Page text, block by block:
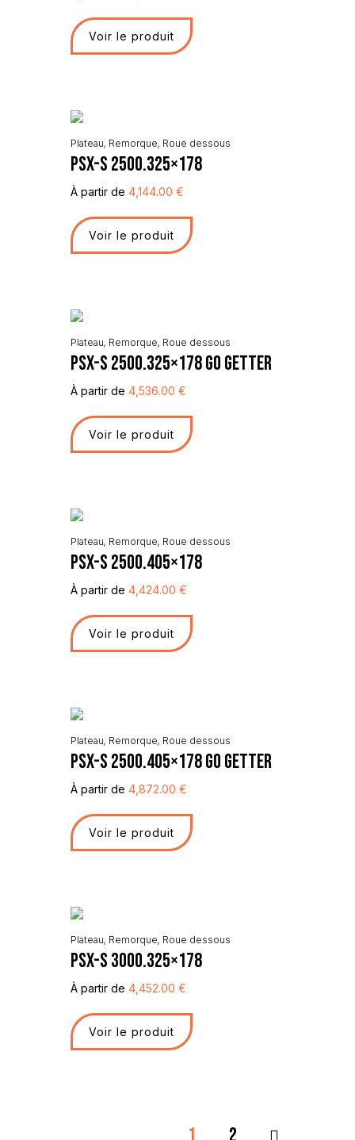
Voir le produit
Plateau, Remorque, Roue dessous
PSX-S 2500.325×178
À partir de 4,144.00 €
Voir le produit
Plateau, Remorque, Roue dessous
PSX-S 2500.325×178 Go Getter
À partir de 4,536.00 €
Voir le produit
Plateau, Remorque, Roue dessous
PSX-S 2500.405×178
À partir de 4,424.00 €
Voir le produit
Plateau, Remorque, Roue dessous
PSX-S 2500.405×178 Go Getter
À partir de 4,872.00 €
Voir le produit
Plateau, Remorque, Roue dessous
PSX-S 3000.325×178
À partir de 4,452.00 €
Voir le produit